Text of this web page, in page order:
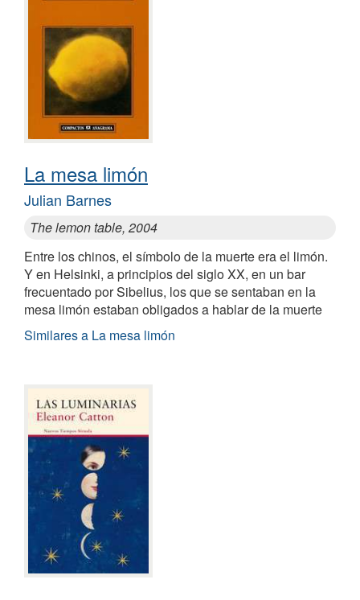
La mesa limón
Julian Barnes
The lemon table, 2004
Entre los chinos, el símbolo de la muerte era el limón.
Y en Helsinki, a principios del siglo XX, en un bar
frecuentado por Sibelius, los que se sentaban en la
mesa limón estaban obligados a hablar de la muerte
Similares a La mesa limón